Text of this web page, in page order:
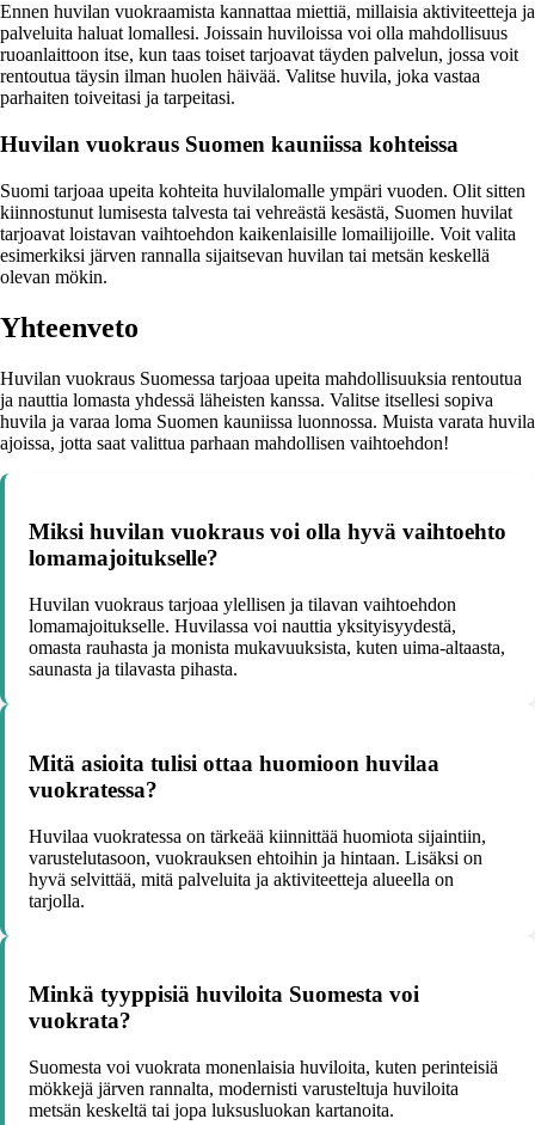
Ennen huvilan vuokraamista kannattaa miettiä, millaisia aktiviteetteja ja
palveluita haluat lomallesi. Joissain huviloissa voi olla mahdollisuus
ruoanlaittoon itse, kun taas toiset tarjoavat täyden palvelun, jossa voit
rentoutua täysin ilman huolen häivää. Valitse huvila, joka vastaa
parhaiten toiveitasi ja tarpeitasi.
Huvilan vuokraus Suomen kauniissa kohteissa
Suomi tarjoaa upeita kohteita huvilalomalle ympäri vuoden. Olit sitten
kiinnostunut lumisesta talvesta tai vehreästä kesästä, Suomen huvilat
tarjoavat loistavan vaihtoehdon kaikenlaisille lomailijoille. Voit valita
esimerkiksi järven rannalla sijaitsevan huvilan tai metsän keskellä
olevan mökin.
Yhteenveto
Huvilan vuokraus Suomessa tarjoaa upeita mahdollisuuksia rentoutua
ja nauttia lomasta yhdessä läheisten kanssa. Valitse itsellesi sopiva
huvila ja varaa loma Suomen kauniissa luonnossa. Muista varata huvila
ajoissa, jotta saat valittua parhaan mahdollisen vaihtoehdon!
Miksi huvilan vuokraus voi olla hyvä vaihtoehto
lomamajoitukselle?
Huvilan vuokraus tarjoaa ylellisen ja tilavan vaihtoehdon
lomamajoitukselle. Huvilassa voi nauttia yksityisyydestä,
omasta rauhasta ja monista mukavuuksista, kuten uima-altaasta,
saunasta ja tilavasta pihasta.
Mitä asioita tulisi ottaa huomioon huvilaa
vuokratessa?
Huvilaa vuokratessa on tärkeää kiinnittää huomiota sijaintiin,
varustelutasoon, vuokrauksen ehtoihin ja hintaan. Lisäksi on
hyvä selvittää, mitä palveluita ja aktiviteetteja alueella on
tarjolla.
Minkä tyyppisiä huviloita Suomesta voi
vuokrata?
Suomesta voi vuokrata monenlaisia huviloita, kuten perinteisiä
mökkejä järven rannalta, modernisti varusteltuja huviloita
metsän keskeltä tai jopa luksusluokan kartanoita.